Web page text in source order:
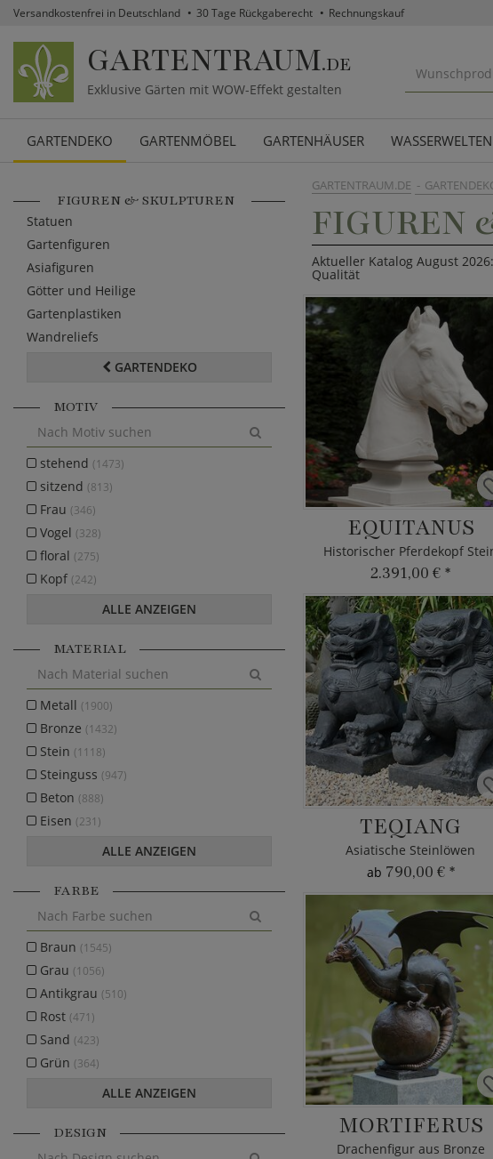
Versandkostenfrei in Deutschland 30 Tage Rückgaberecht Rechnungskauf
GARTENTRAUM.DE
Exklusive Gärten mit WOW-Effekt gestalten
GARTENDEKO GARTENMÖBEL GARTENHÄUSER WASSERWELTEN
GARTENTRAUM.DE
FIGUREN
Aktueller Katalog August
Qualität
EQUITANUS
Historischer Pferdekopf
2.391,00 € *
TEQIANG
Asiatische Steinlöwen
ab 790,00 € *
MORTIFERUS
Drachenfigur aus Bronze
FIGUREN & SKULPTUREN
Statuen
Gartenfiguren
Asiafiguren
Götter und Heilige
Gartenplastiken
Wandreliefs
GARTENDEKO
MOTIV
stehend (1473)
sitzend (813)
Frau (346)
Vogel (328)
floral (275)
Kopf (242)
ALLE ANZEIGEN
MATERIAL
Metall (1900)
Bronze (1432)
Stein (1118)
Steinguss (947)
Beton (888)
Eisen (231)
ALLE ANZEIGEN
FARBE
Braun (1545)
Grau (1056)
Antikgrau (510)
Rost (471)
Sand (423)
Grün (364)
ALLE ANZEIGEN
DESIGN